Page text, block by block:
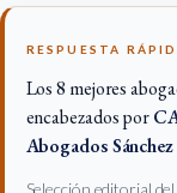
RESPUESTA
Los 8 mejores
encabezados por
Abogados